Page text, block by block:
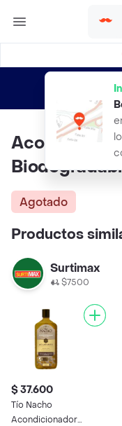
envíos
Agotado
Productos
Surtimax
$7500
$ 37.600
Tío Nacho
Acondicionador